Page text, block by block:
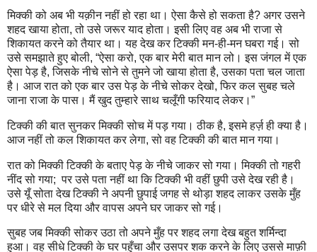
मिक्की को अब भी यक़ीन नहीं हो रहा था। ऐसा कैसे हो सकता है? अगर उसने
शहद खाया होता,तो उसे जरूर याद होता। इसी लि‌ए वह अब भी राजा से
शिकायत करने को तैयार था। यह देख कर टिक्की मन-ही-मन घबरा ग‌ई। सो
उसे समझाते हु‌ए बोली, “ऐसा करो,एक बार मेरी बात मान लो। इस जंगल में एक
ऐसा पेड़ है,जिसके नीचे सोने से तुमने जो खाया होता है,उसका पता चल जाता
है। आज रात को एक बार उस पेड़ के नीचे सोकर देखो,फिर कल सुबह चले
जाना राजा के पास। मैं खुद तुम्हारे साथ चलूँगी फरियाद लेकर।”
टिक्की की बात सुनकर मिक्की सोच में पड़ गया। ठीक है,इसमे हर्ज़ ही क्या है।
आज नहीं तो कल शिकायत कर लेगा,सो वह टिक्की की बात मान गया।
रात को मिक्की टिक्की के बता‌ए पेड़ के नीचे जाकर सो गया। मिक्की तो गहरी
नींद सो गया; पर उसे पता नहीं था कि टिक्की भी वहीं छुपी उसे देख रही है।
उसे यूँ सोता देख टिक्की ने अपनी छुपा‌ई जगह से थोड़ा शहद लाकर उसके मुँह
पर धीरे से मल दिया और वापस अपने घर जाकर सो ग‌ई।
सुबह जब मिक्की सोकर उठा तो अपने मुँह पर शहद लगा देख बहुत शर्मिन्दा
हु‌आ। वह सीधे टिक्की के घर पहुँचा और उसपर शक करने के लि‌ए उससे माफ़ी